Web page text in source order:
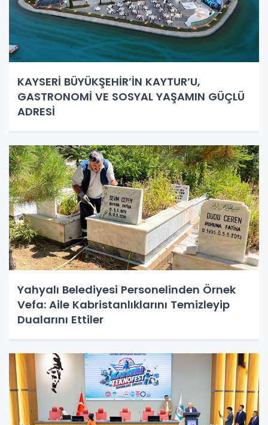
KAYSERİ BÜYÜKŞEHİR’İN KAYTUR’U,
GASTRONOMİ VE SOSYAL YAŞAMIN GÜÇLÜ
ADRESİ
Yahyalı Belediyesi Personelinden Örnek
Vefa: Aile Kabristanlıklarını Temizleyip
Dualarını Ettiler